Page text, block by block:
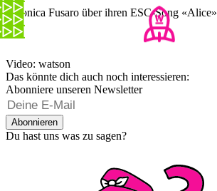
Veronica Fusaro über ihren ESC-Song «Alice»
Video: watson
Das könnte dich auch noch interessieren:
Abonniere unseren Newsletter
Abonnieren
Du hast uns was zu sagen?